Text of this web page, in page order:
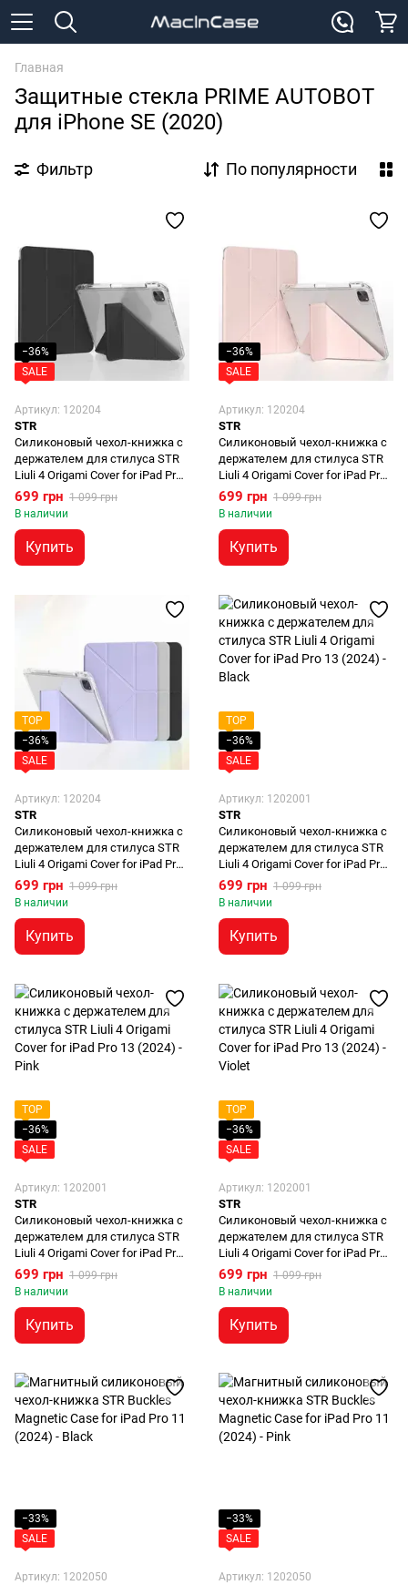
Главная
Защитные стекла PRIME AUTOBOT
для iPhone SE (2020)
Фильтр По популярности
−36%
SALE
Артикул: 120204
STR
Силиконовый чехол-книжка с
держателем для стилуса STR
Liuli 4 Origami Cover for iPad Pro
11 (2024) - Black
699 грн 1 099 грн
В наличии
Купить
−36%
SALE
Артикул: 120204
STR
Силиконовый чехол-книжка с
держателем для стилуса STR
Liuli 4 Origami Cover for iPad Pro
11 (2024) - Pink
699 грн 1 099 грн
В наличии
Купить
TOP
−36%
SALE
Артикул: 120204
STR
Силиконовый чехол-книжка с
держателем для стилуса STR
Liuli 4 Origami Cover for iPad Pro
11 (2024) - Violet
699 грн 1 099 грн
В наличии
Купить
TOP
−36%
SALE
Артикул: 1202001
STR
Силиконовый чехол-книжка с
держателем для стилуса STR
Liuli 4 Origami Cover for iPad Pro
13 (2024) - Black
699 грн 1 099 грн
В наличии
Купить
TOP
−36%
SALE
Артикул: 1202001
STR
Силиконовый чехол-книжка с
держателем для стилуса STR
Liuli 4 Origami Cover for iPad Pro
13 (2024) - Pink
699 грн 1 099 грн
В наличии
Купить
TOP
−36%
SALE
Артикул: 1202001
STR
Силиконовый чехол-книжка с
держателем для стилуса STR
Liuli 4 Origami Cover for iPad Pro
13 (2024) - Violet
699 грн 1 099 грн
В наличии
Купить
−33%
SALE
Артикул: 1202050
−33%
SALE
Артикул: 1202050